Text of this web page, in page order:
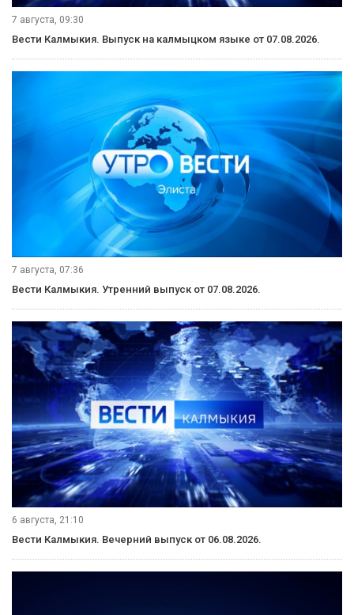
7 августа, 09:30
Вести Калмыкия. Выпуск на калмыцком языке от 07.08.2026.
7 августа, 07:36
Вести Калмыкия. Утренний выпуск от 07.08.2026.
6 августа, 21:10
Вести Калмыкия. Вечерний выпуск от 06.08.2026.